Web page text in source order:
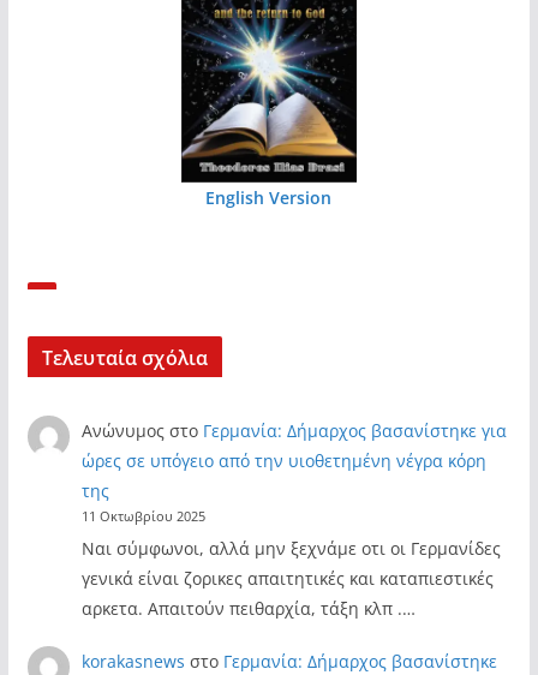
English Version
Τελευταία σχόλια
Ανώνυμος στο Γερμανία: Δήμαρχος βασανίστηκε για
ώρες σε υπόγειο από την υιοθετημένη νέγρα κόρη
της
11 Οκτωβρίου 2025
Ναι σύμφωνοι, αλλά μην ξεχνάμε οτι οι Γερμανίδες
γενικά είναι ζορικες απαιτητικές και καταπιεστικές
αρκετα. Απαιτούν πειθαρχία, τάξη κλπ .…
korakasnews στο Γερμανία: Δήμαρχος βασανίστηκε